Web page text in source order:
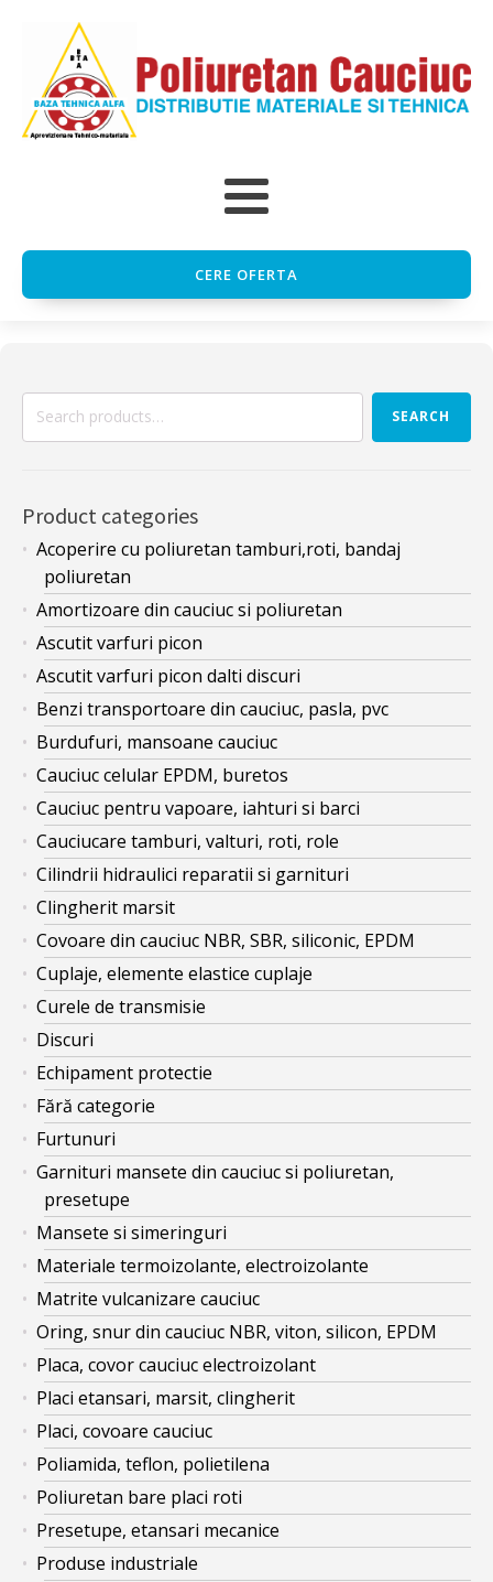
CERE OFERTA
Search
SEARCH
Product categories
Acoperire cu poliuretan tamburi,roti, bandaj
poliuretan
Amortizoare din cauciuc si poliuretan
Ascutit varfuri picon
Ascutit varfuri picon dalti discuri
Benzi transportoare din cauciuc, pasla, pvc
Burdufuri, mansoane cauciuc
Cauciuc celular EPDM, buretos
Cauciuc pentru vapoare, iahturi si barci
Cauciucare tamburi, valturi, roti, role
Cilindrii hidraulici reparatii si garnituri
Clingherit marsit
Covoare din cauciuc NBR, SBR, siliconic, EPDM
Cuplaje, elemente elastice cuplaje
Curele de transmisie
Discuri
Echipament protectie
Fără categorie
Furtunuri
Garnituri mansete din cauciuc si poliuretan,
presetupe
Mansete si simeringuri
Materiale termoizolante, electroizolante
Matrite vulcanizare cauciuc
Oring, snur din cauciuc NBR, viton, silicon, EPDM
Placa, covor cauciuc electroizolant
Placi etansari, marsit, clingherit
Placi, covoare cauciuc
Poliamida, teflon, polietilena
Poliuretan bare placi roti
Presetupe, etansari mecanice
Produse industriale